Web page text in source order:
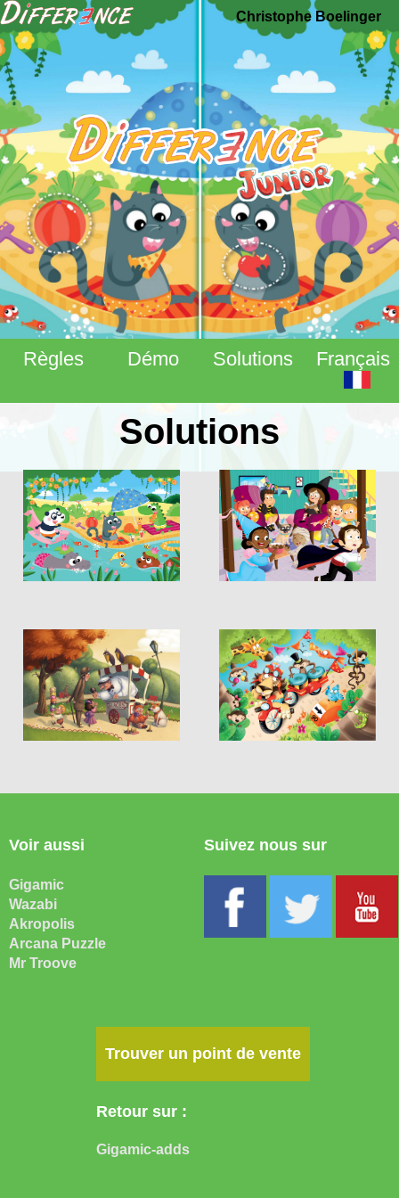
Christophe Boelinger
Règles Démo Solutions Français
Solutions
Voir aussi
Gigamic
Wazabi
Akropolis
Arcana Puzzle
Mr Troove
Suivez nous sur
Trouver un point de vente
Retour sur :
Gigamic-adds